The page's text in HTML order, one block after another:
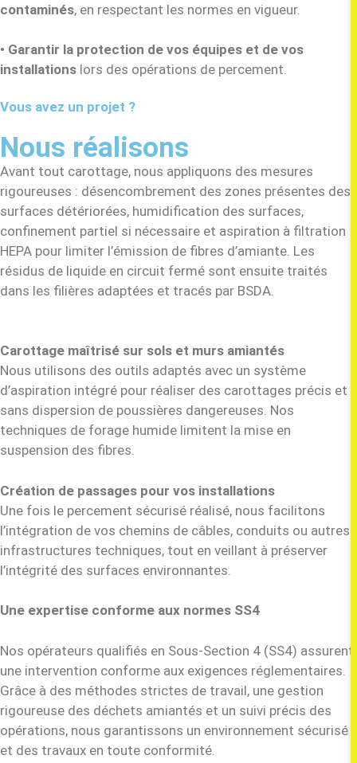
contaminés, en respectant les normes en vigueur.
• Garantir la protection de vos équipes et de vos
installations lors des opérations de percement.
Vous avez un projet ?
Nous réalisons
Avant tout carottage, nous appliquons des mesures
rigoureuses : désencombrement des zones présentes des
surfaces détériorées, humidification des surfaces,
confinement partiel si nécessaire et aspiration à filtration
HEPA pour limiter l’émission de fibres d’amiante. Les
résidus de liquide en circuit fermé sont ensuite traités
dans les filières adaptées et tracés par BSDA.
Carottage maîtrisé sur sols et murs amiantés
Nous utilisons des outils adaptés avec un système
d’aspiration intégré pour réaliser des carottages précis et
sans dispersion de poussières dangereuses. Nos
techniques de forage humide limitent la mise en
suspension des fibres.
Création de passages pour vos installations
Une fois le percement sécurisé réalisé, nous facilitons
l’intégration de vos chemins de câbles, conduits ou autres
infrastructures techniques, tout en veillant à préserver
l’intégrité des surfaces environnantes.
Une expertise conforme aux normes SS4
Nos opérateurs qualifiés en Sous-Section 4 (SS4) assurent
une intervention conforme aux exigences réglementaires.
Grâce à des méthodes strictes de travail, une gestion
rigoureuse des déchets amiantés et un suivi précis des
opérations, nous garantissons un environnement sécurisé
et des travaux en toute conformité.